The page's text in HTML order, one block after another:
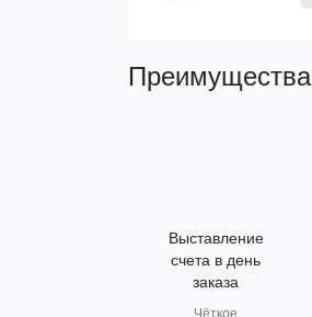
Преимущества
Выставление
счета в день
заказа